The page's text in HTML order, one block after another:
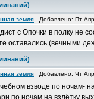
земля Добавлено: Пт
с Опочки в полку не
оставались (вечными
земля Добавлено: Чт
взводе по ночам-
по ночам на взлётку